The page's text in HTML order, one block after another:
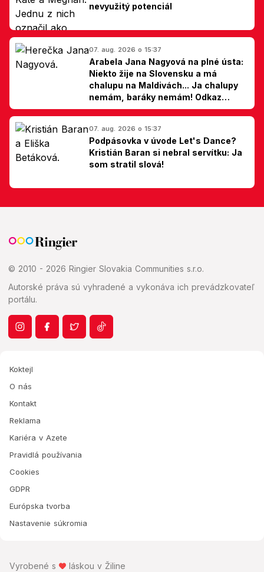
nevyužitý potenciál
07. aug. 2026 o 15:37
Arabela Jana Nagyová na plné ústa:
Niekto žije na Slovensku a má
chalupu na Maldivách... Ja chalupy
nemám, baráky nemám! Odkaz
Slovákom
07. aug. 2026 o 15:37
Podpásovka v úvode Let's Dance?
Kristián Baran si nebral servítku: Ja
som stratil slová!
© 2010 - 2026 Ringier Slovakia Communities s.r.o.
Autorské práva sú vyhradené a vykonáva ich prevádzkovateľ
portálu.
Koktejl
O nás
Kontakt
Reklama
Kariéra v Azete
Pravidlá používania
Cookies
GDPR
Európska tvorba
Nastavenie súkromia
Vyrobené s láskou v Žiline